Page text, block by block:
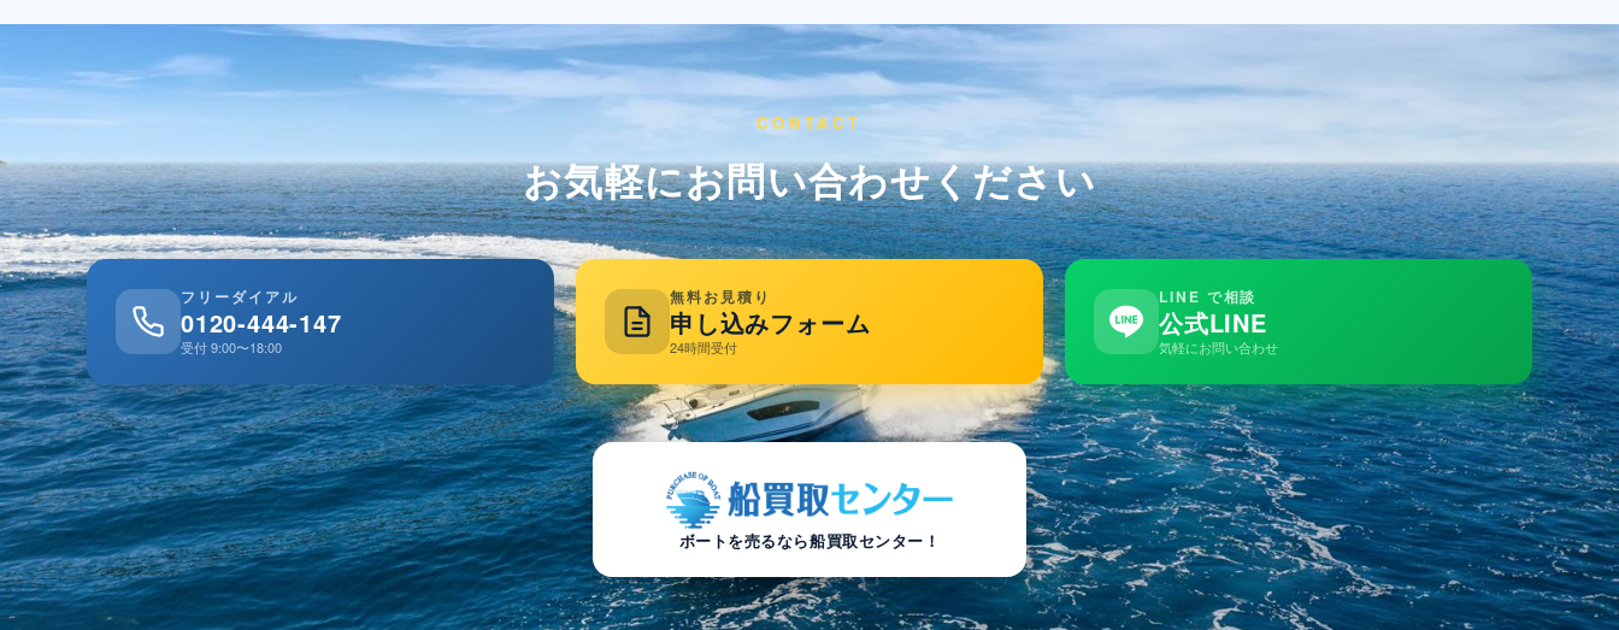
CONTACT
お気軽にお問い合わせください
フリーダイアル
0120-444-147
受付 9:00〜18:00
無料お見積り
申し込みフォーム
24時間受付
LINE で相談
公式LINE
気軽にお問い合わせ
ボートを売るなら船買取センター！